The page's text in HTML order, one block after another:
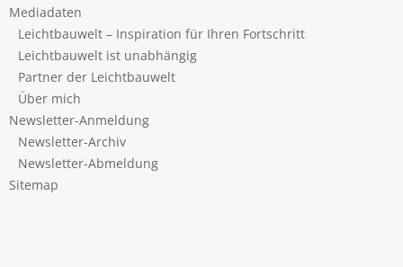
Mediadaten
Leichtbauwelt – Inspiration für Ihren Fortschritt
Leichtbauwelt ist unabhängig
Partner der Leichtbauwelt
Über mich
Newsletter-Anmeldung
Newsletter-Archiv
Newsletter-Abmeldung
Sitemap